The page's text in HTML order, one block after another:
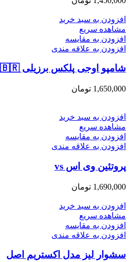
افزودن به سبد خرید
مشاهده سریع
افزودن به مقایسه
افزودن به علاقه مندی
شامپو اوجی پلکس برزیلی 🇧🇷
1,650,000 تومان
افزودن به سبد خرید
مشاهده سریع
افزودن به مقایسه
افزودن به علاقه مندی
پروتئین وی اس vs
1,690,000 تومان
افزودن به سبد خرید
مشاهده سریع
افزودن به مقایسه
افزودن به علاقه مندی
سشوار لیز مدل اکستریم اصل